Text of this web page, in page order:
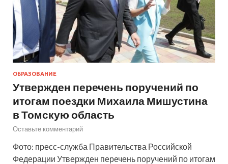
ОБРАЗОВАНИЕ
Утвержден перечень поручений по
итогам поездки Михаила Мишустина
в Томскую область
Оставьте комментарий
Фото: пресс-служба Правительства Российской
Федерации Утвержден перечень поручений по итогам